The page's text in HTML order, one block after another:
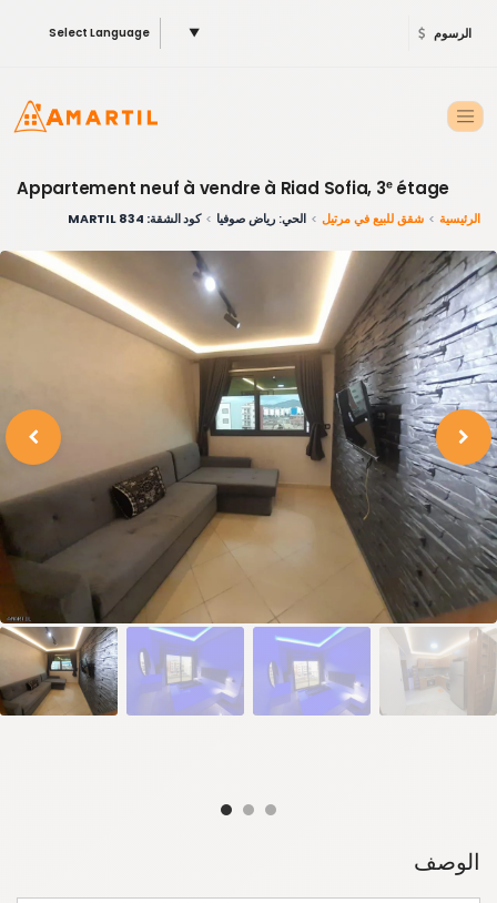
Select Language ▼ الرسوم
Appartement neuf à vendre à Riad Sofia, 3ᵉ étage
الرئيسية شقق للبيع في مرتيل الحي: رياض صوفيا كود الشقة: 834 MARTIL
الوصف